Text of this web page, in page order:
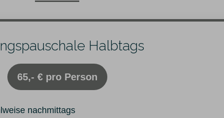
Halbtags
65,- € pro Person
nachmittags